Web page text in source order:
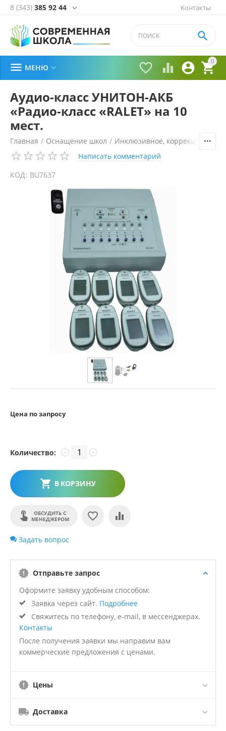
Контакты
8 (343) 385 92 44 
0


 

 МЕНЮ 
Аудио-класс УНИТОН-АКБ
«Радио-класс «RALET» на 10
мест.
Главная / Оснащение школ / Инклюзивное, коррекционное
Написать комментарий
КОД: BU7637
Цена по запросу
Количество: +
−
В КОРЗИНУ
ОБСУДИТЬ С
МЕНЕДЖЕРОМ
Задать вопрос
Отправьте запрос
Оформите заявку удобным способом:
Заявка через сайт. Подробнее
Свяжитесь по телефону, e-mail, в мессенджерах.
Контакты
После получения заявки мы направим вам
коммерческие предложения с ценами.
Цены
Доставка